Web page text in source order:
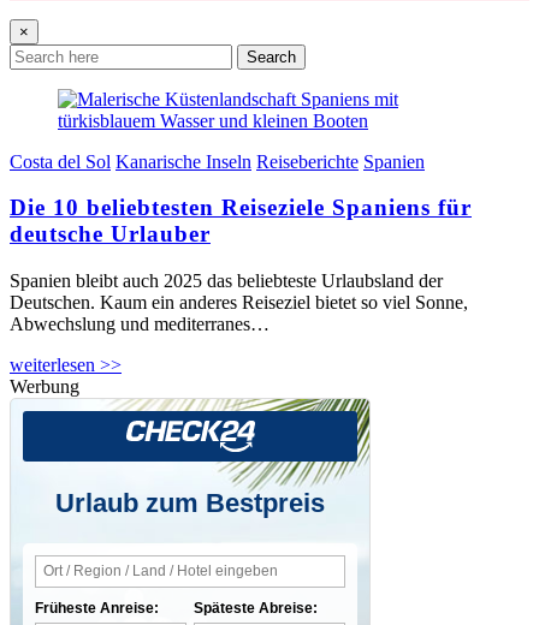
×
Search
Costa del Sol Kanarische Inseln Reiseberichte Spanien
Die 10 beliebtesten Reiseziele Spaniens für
deutsche Urlauber
Spanien bleibt auch 2025 das beliebteste Urlaubsland der
Deutschen. Kaum ein anderes Reiseziel bietet so viel Sonne,
Abwechslung und mediterranes…
weiterlesen >>
Werbung
Urlaub zum Bestpreis
Früheste Anreise: Späteste Abreise: